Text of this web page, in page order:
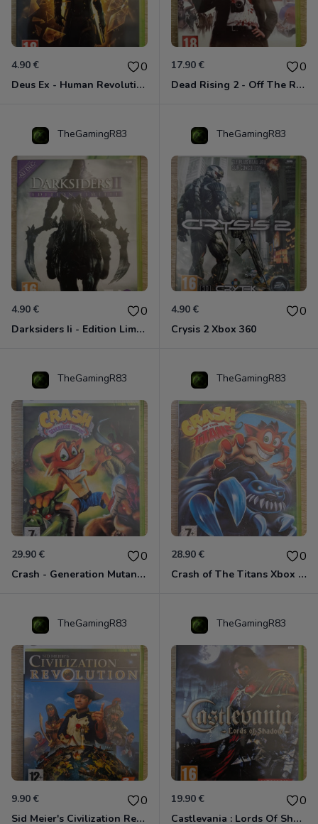
4.90 € 0
Deus Ex - Human Revolution Xbox 360
17.90 € 0
Dead Rising 2 - Off The Record Xbox 360
TheGamingR83
4.90 € 0
Darksiders Ii - Edition Limitée Xbox 360
TheGamingR83
4.90 € 0
Crysis 2 Xbox 360
TheGamingR83
29.90 € 0
Crash - Generation Mutant Xbox 360
TheGamingR83
28.90 € 0
Crash of The Titans Xbox 360
TheGamingR83
9.90 € 0
Sid Meier's Civilization Revolution Xbox 360
TheGamingR83
19.90 € 0
Castlevania : Lords Of Shadow Xbox 360